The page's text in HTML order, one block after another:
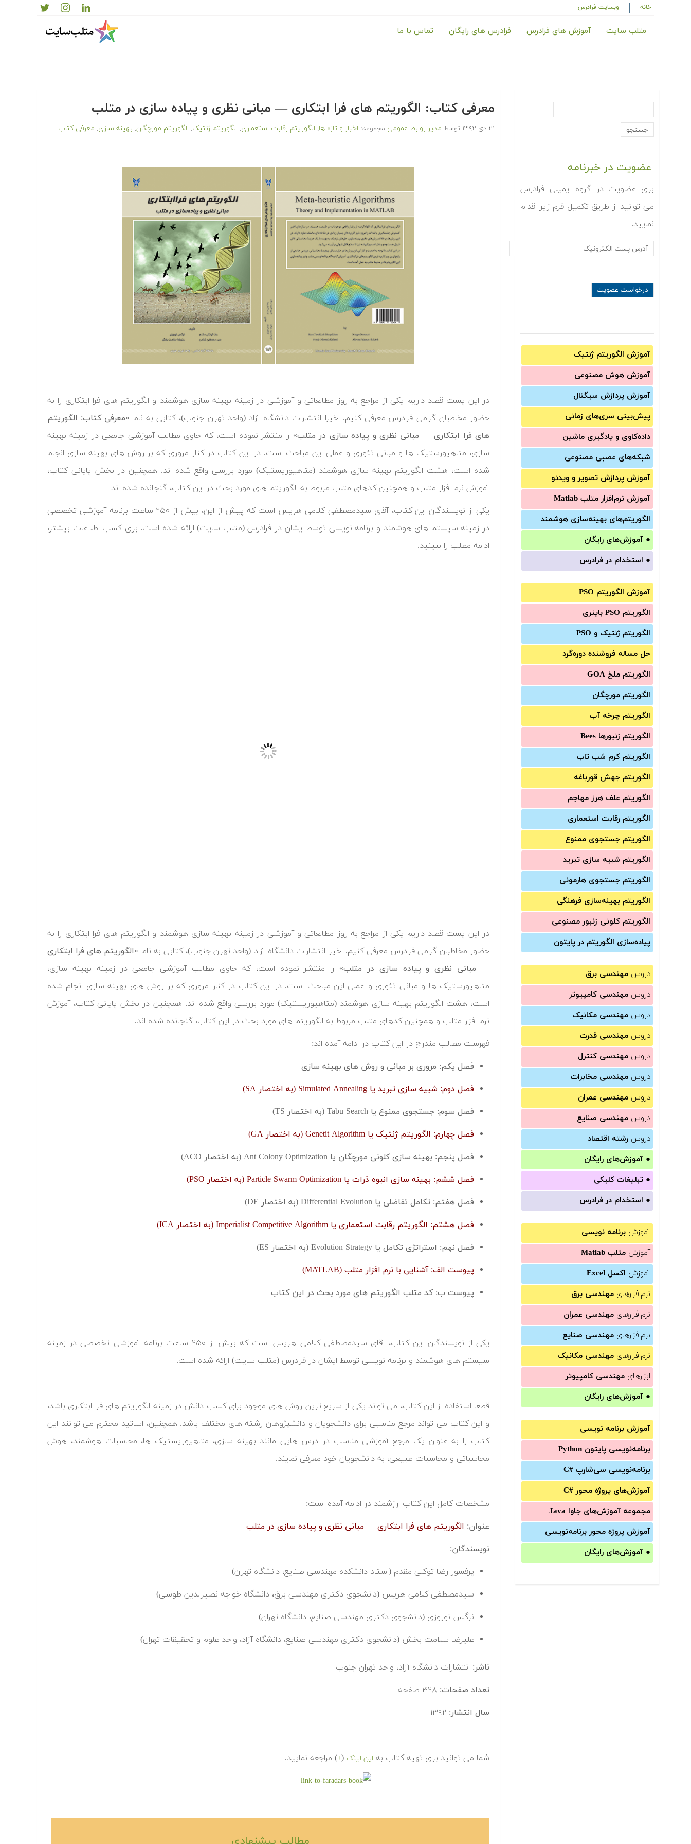
خانه وبسایت فرادرس
متلب سایت آموزش های فرادرس فرادرس های رایگان تماس با ما
عضویت در خبرنامه
برای عضویت در گروه ایمیلی فرادرس
می توانید از طریق تکمیل فرم زیر اقدام
نمایید.
آموزش الگوریتم ژنتیک
آموزش‌ هوش مصنوعی
آموزش‌ پردازش سیگنال
پیش‌‌بینی سری‌‌های زمانی
داده‌کاوی و یادگیری ماشین
شبکه‌های عصبی مصنوعی
آموزش‌ پردازش تصویر و ویدئو
آموزش‌ نرم‌افزار متلب Matlab
الگوریتم‌های بهینه‌سازی هوشمند
● آموزش‌های رایگان
● استخدام در فرادرس
آموزش الگوریتم PSO
الگوریتم PSO باینری
الگوریتم ژنتیک و PSO
حل مساله فروشنده دوره‌گرد
الگوریتم ملخ GOA
الگوریتم مورچگان
الگوریتم چرخه آب
الگوریتم زنبورها Bees
الگوریتم کرم شب تاب
الگوریتم جهش قورباغه
الگوریتم علف هرز مهاجم
الگوریتم رقابت استعماری
الگوریتم جستجوی ممنوع
الگوریتم شبیه سازی تبرید
الگوریتم جستجوی هارمونی
الگوریتم بهینه‌سازی فرهنگی
الگوریتم کلونی زنبور مصنوعی
پیاده‌سازی الگوریتم در پایتون
دروس مهندسی برق
دروس مهندسی کامپیوتر
دروس مهندسی مکانیک
دروس مهندسی قدرت
دروس مهندسی کنترل
دروس مهندسی مخابرات
دروس مهندسی عمران
دروس مهندسی صنایع
دروس رشته اقتصاد
● آموزش‌های رایگان
● تبلیغات کلیکی
● استخدام در فرادرس
آموزش برنامه نویسی
آموزش متلب Matlab
آموزش اکسل Excel
نرم‌افزارهای مهندسی برق
نرم‌افزارهای مهندسی عمران
نرم‌افزارهای مهندسی صنایع
نرم‌افزارهای مهندسی مکانیک
ابزارهای مهندسی کامپیوتر
● آموزش‌های رایگان
آموزش برنامه نویسی
برنامه‌نویسی پایتون Python
برنامه‌‌نویسی سی‌شارپ C#‎
آموزش‌های پروژه محور #C
مجموعه آموزش‌های جاوا Java
آموزش‌ پروژه محور برنامه‌نویسی
● آموزش‌های رایگان
معرفی کتاب: الگوریتم های فرا ابتکاری — مبانی نظری و پیاده سازی در متلب
۲۱ دی ۱۳۹۲ توسط مدیر روابط عمومی مجموعه: اخبار و تازه ها, الگوریتم رقابت استعماری, الگوریتم ژنتیک, الگوریتم مورچگان, بهینه سازی, معرفی کتاب
در این پست قصد داریم یکی از مراجع به روز مطالعاتی و آموزشی در زمینه بهینه سازی هوشمند و الگوریتم های فرا ابتکاری را به
حضور مخاطبان گرامی فرادرس معرفی کنیم. اخیرا انتشارات دانشگاه آزاد (واحد تهران جنوب)، کتابی به نام «معرفی کتاب: الگوریتم
های فرا ابتکاری — مبانی نظری و پیاده سازی در متلب» را منتشر نموده است، که حاوی مطالب آموزشی جامعی در زمینه بهینه
سازی، متاهیورستیک ها و مبانی تئوری و عملی این مباحث است. در این کتاب در کنار مروری که بر روش های بهینه سازی انجام
شده است، هشت الگوریتم بهینه سازی هوشمند (متاهیوریستیک) مورد بررسی واقع شده اند. همچنین در بخش پایانی کتاب،
آموزش نرم افزار متلب و همچنین کدهای متلب مربوط به الگوریتم های مورد بحث در این کتاب، گنجانده شده اند
یکی از نویسندگان این کتاب، آقای سیدمصطفی کلامی هریس است که پیش از این، بیش از ۲۵۰ ساعت برنامه آموزشی تخصصی
در زمینه سیستم های هوشمند و برنامه نویسی توسط ایشان در فرادرس (متلب سایت) ارائه شده است. برای کسب اطلاعات بیشتر،
ادامه مطلب را ببینید.
در این پست قصد داریم یکی از مراجع به روز مطالعاتی و آموزشی در زمینه بهینه سازی هوشمند و الگوریتم های فرا ابتکاری را به
حضور مخاطبان گرامی فرادرس معرفی کنیم. اخیرا انتشارات دانشگاه آزاد (واحد تهران جنوب)، کتابی به نام «الگوریتم های فرا ابتکاری
— مبانی نظری و پیاده سازی در متلب» را منتشر نموده است، که حاوی مطالب آموزشی جامعی در زمینه بهینه سازی،
متاهیورستیک ها و مبانی تئوری و عملی این مباحث است. در این کتاب در کنار مروری که بر روش های بهینه سازی انجام شده
است، هشت الگوریتم بهینه سازی هوشمند (متاهیوریستیک) مورد بررسی واقع شده اند. همچنین در بخش پایانی کتاب، آموزش
نرم افزار متلب و همچنین کدهای متلب مربوط به الگوریتم های مورد بحث در این کتاب، گنجانده شده اند.
فهرست مطالب مندرج در این کتاب در ادامه آمده اند:
فصل یکم: مروری بر مبانی و روش های بهینه سازی
فصل دوم: شبیه سازی تبرید یا Simulated Annealing (به اختصار SA)
فصل سوم: جستجوی ممنوع یا Tabu Search (به اختصار TS)
فصل چهارم: الگوریتم ژنتیک یا Genetit Algorithm (به اختصار GA)
فصل پنجم: بهینه سازی کلونی مورچگان یا Ant Colony Optimization (به اختصار ACO)
فصل ششم: بهینه سازی انبوه ذرات یا Particle Swarm Optimization (به اختصار PSO)
فصل هفتم: تکامل تفاضلی یا Differential Evolution (به اختصار DE)
فصل هشتم: الگوریتم رقابت استعماری یا Imperialist Competitive Algorithm (به اختصار ICA)
فصل نهم: استراتژی تکامل یا Evolution Strategy (به اختصار ES)
پیوست الف: آشنایی با نرم افزار متلب (MATLAB)
پیوست ب: کد متلب الگوریتم های مورد بحث در این کتاب
یکی از نویسندگان این کتاب، آقای سیدمصطفی کلامی هریس است که بیش از ۲۵۰ ساعت برنامه آموزشی تخصصی در زمینه
سیستم های هوشمند و برنامه نویسی توسط ایشان در فرادرس (متلب سایت) ارائه شده است.
قطعا استفاده از این کتاب، می تواند یکی از سریع ترین روش های موجود برای کسب دانش در زمینه الگوریتم های فرا ابتکاری باشد،
و این کتاب می تواند مرجع مناسبی برای دانشجویان و دانشپژوهان رشته های مختلف باشد. همچنین، اساتید محترم می توانند این
کتاب را به عنوان یک مرجع آموزشی مناسب در درس هایی مانند بهینه سازی، متاهیوریستیک ها، محاسبات هوشمند، هوش
محاسباتی و محاسبات طبیعی، به دانشجویان خود معرفی نمایند.
مشخصات کامل این کتاب ارزشمند در ادامه آمده است:
عنوان: الگوریتم های فرا ابتکاری — مبانی نظری و پیاده سازی در متلب
نویسندگان:
پرفسور رضا توکلی مقدم (استاد دانشکده مهندسی صنایع، دانشگاه تهران)
سیدمصطفی کلامی هریس (دانشجوی دکترای مهندسی برق، دانشگاه خواجه نصیرالدین طوسی)
نرگس نوروزی (دانشجوی دکترای مهندسی صنایع، دانشگاه تهران)
علیرضا سلامت بخش (دانشجوی دکترای مهندسی صنایع، دانشگاه آزاد، واحد علوم و تحقیقات تهران)
ناشر: انتشارات دانشگاه آزاد، واحد تهران جنوب
تعداد صفحات: ۳۲۸ صفحه
سال انتشار: ۱۳۹۲
شما می توانید برای تهیه کتاب به این لینک (
+) مراجعه نمایید.